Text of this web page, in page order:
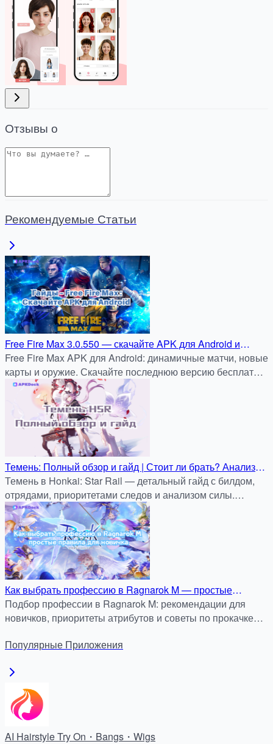
Отзывы о
Рекомендуемые Статьи
Free Fire Max 3.0.550 — скачайте APK для Android и
играйте без ограничений через APKDock
Free Fire Max APK для Android: динамичные матчи, новые
карты и оружие. Скачайте последнюю версию бесплатно
и безопасно на apkdock.com.
Темень: Полный обзор и гайд | Стоит ли брать? Анализ
силы, сборы отрядов и разбор эйдолонов
Темень в Honkai: Star Rail — детальный гайд с билдом,
отрядами, приоритетами следов и анализом силы.
Разбор эйдолонов и советы, стоит ли крутить.
Как выбрать профессию в Ragnarok M — простые
правила для новичка
Подбор профессии в Ragnarok M: рекомендации для
новичков, приоритеты атрибутов и советы по прокачке
Популярные Приложения
AI Hairstyle Try On・Bangs・Wigs